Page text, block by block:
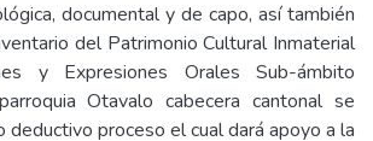
documental y de capo, así también
del Patrimonio Cultural Inmaterial
y Expresiones Orales Sub-ámbito
Otavalo cabecera cantonal se
proceso el cual dará apoyo a la